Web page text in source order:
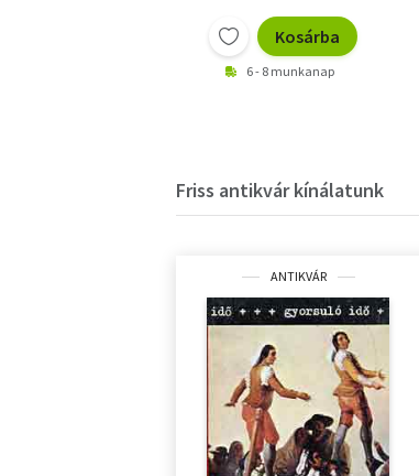
Kosárba
6 - 8 munkanap
Friss antikvár kínálatunk
ANTIKVÁR